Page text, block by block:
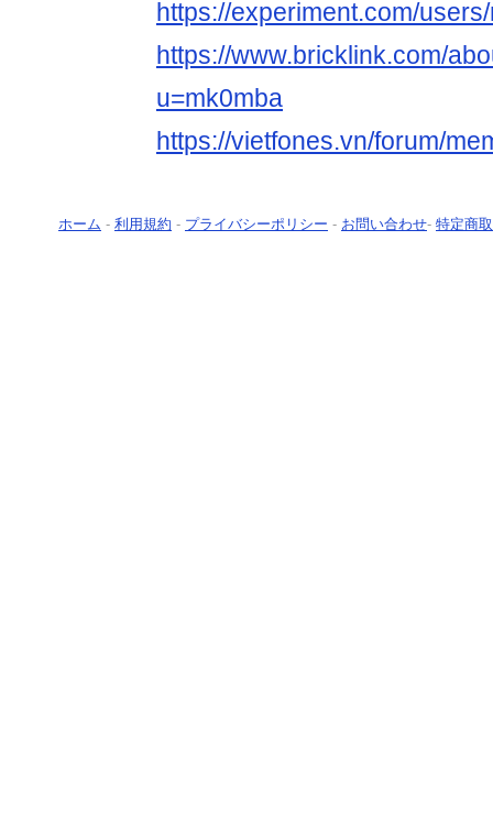
https://experiment.com/
https://www.bricklink.com/
u=mk0mba
https://vietfones.vn/forum/
ホーム - 利用規約 - プライバシーポリシー - お問い合わせ- 特定商